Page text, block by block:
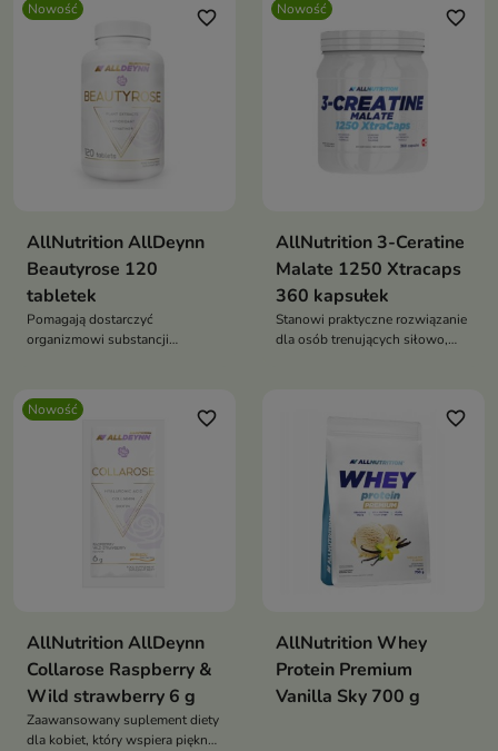
Nowość favorite_border
AllNutrition AllDeynn
Beautyrose 120
tabletek
Pomagają dostarczyć
organizmowi substancji
struktury skóry, włosów i
paznokci.
Nowość favorite_border
AllNutrition 3-Ceratine
Malate 1250 Xtracaps
360 kapsułek
Stanowi praktyczne rozwiązanie
dla osób trenujących siłowo,
Nowość favorite_border
AllNutrition AllDeynn
Collarose Raspberry &
Wild strawberry 6 g
Zaawansowany suplement diety
dla kobiet, który wspiera piękno i
favorite_border
AllNutrition Whey
Protein Premium
Vanilla Sky 700 g